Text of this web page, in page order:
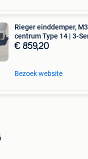
Rieger einddemper,
centrum Type 14 | 3-
€ 859,20
Bezoek website